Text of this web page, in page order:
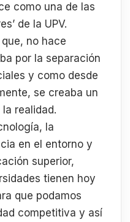
como una de las
de la UPV.
no hace
por la separación
y como desde
se creaba un
realidad.
la
en el entorno y
superior,
tienen hoy
que podamos
competitiva y así